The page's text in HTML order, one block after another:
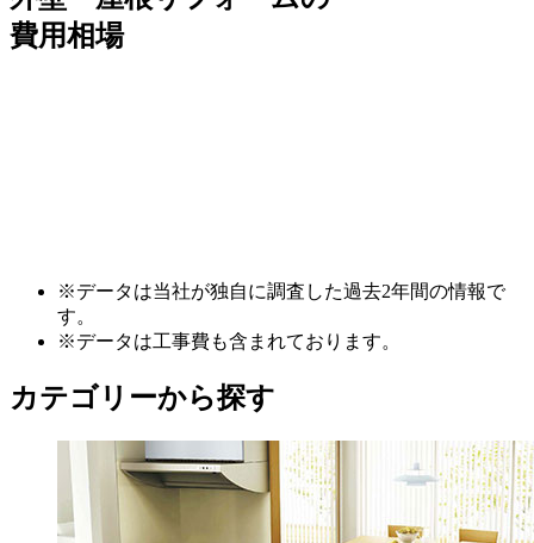
費用相場
※データは当社が独自に調査した過去2年間の情報で
す。
※データは工事費も含まれております。
カテゴリーから探す